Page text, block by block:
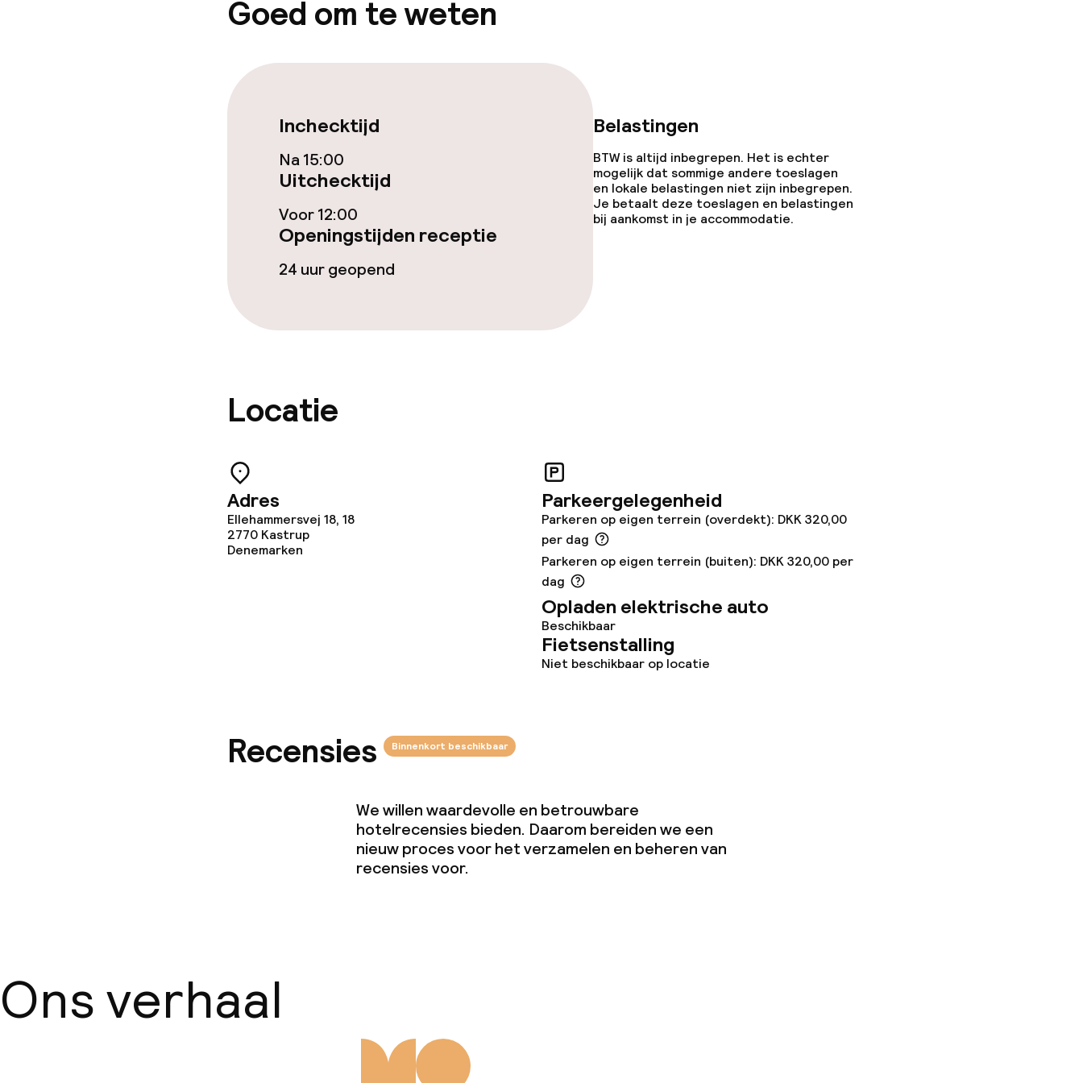
Bar
Eet- en drinkdiensten
Ontbijtbuffet
Diner à la carte
Vroeg ontbijt
Dieetopties
Vegetarische opties
Schoonmaakvoorzieningen
Wasservice
Zakelijke faciliteiten
Conferentieruimte
(minder dan de 5 kg)
Grote huisdieren toegestaan
Goed om te weten
Inchecktijd
Na 15:00
Uitchecktijd
Voor 12:00
Openingstijden receptie
24 uur geopend
Belastingen
BTW is altijd inbegrepen. Het is echter
mogelijk dat sommige andere toeslagen
en lokale belastingen niet zijn inbegrepen.
Je betaalt deze toeslagen en belastingen
bij aankomst in je accommodatie.
Locatie
Adres
Ellehammersvej 18, 18
2770 Kastrup
Denemarken
Parkeergelegenheid
Parkeren op eigen terrein (overdekt): DKK 320,00
per dag
Parkeren op eigen terrein (buiten): DKK 320,00 per
dag
Opladen elektrische auto
Beschikbaar
Fietsenstalling
Niet beschikbaar op locatie
Recensies Binnenkort beschikbaar
We willen waardevolle en betrouwbare
hotelrecensies bieden. Daarom bereiden we een
nieuw proces voor het verzamelen en beheren van
recensies voor.
Ons verhaal